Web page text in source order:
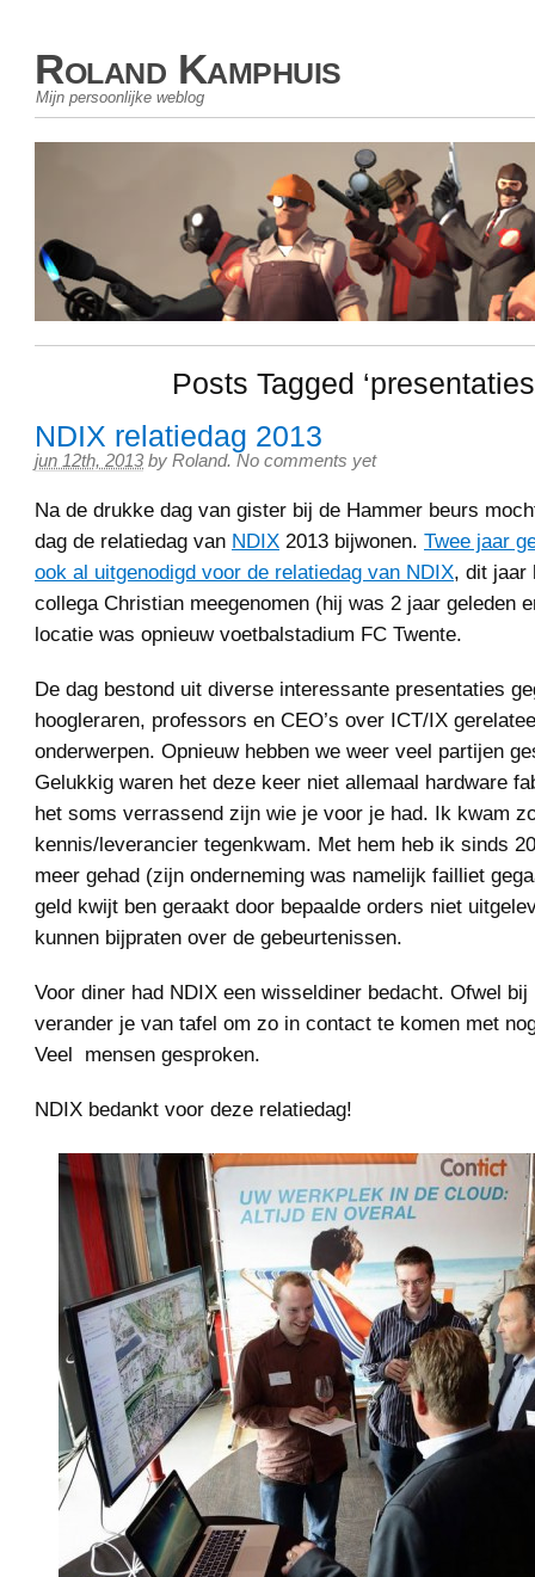
Roland Kamphuis
Mijn persoonlijke weblog
Posts Tagged
NDIX relatiedag 2013
jun 12th, 2013 by Roland. No comments yet
Na de drukke dag van gister bij de Hammer beurs
dag de relatiedag van NDIX 2013 bijwonen. Twee jaar
ook al uitgenodigd voor de relatiedag van NDIX, dit jaar
collega Christian meegenomen (hij was 2 jaar geleden
locatie was opnieuw voetbalstadium FC Twente.
De dag bestond uit diverse interessante presentaties
hoogleraren, professors en CEO’s over ICT/IX
onderwerpen. Opnieuw hebben we weer veel partijen
Gelukkig waren het deze keer niet allemaal hardware
het soms verrassend zijn wie je voor je had. Ik kwam
kennis/leverancier tegenkwam. Met hem heb ik sinds
meer gehad (zijn onderneming was namelijk failliet
geld kwijt ben geraakt door bepaalde orders niet
kunnen bijpraten over de gebeurtenissen.
Voor diner had NDIX een wisseldiner bedacht. Ofwel bij
verander je van tafel om zo in contact te komen met
Veel mensen gesproken.
NDIX bedankt voor deze relatiedag!